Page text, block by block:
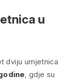
u
dviju umjetnica
, gdje su